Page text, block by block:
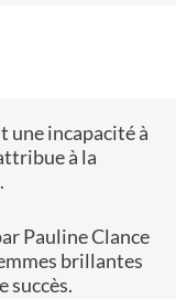
une incapacité à
à la
Pauline Clance
brillantes
succès.